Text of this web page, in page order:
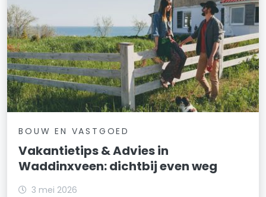
BOUW EN VASTGOED
Vakantietips & Advies in
Waddinxveen: dichtbij even weg
3 mei 2026